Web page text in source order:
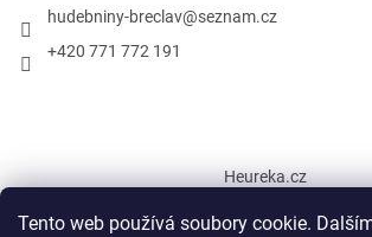
Tento web používá soubory cookie.
hudebniny-breclav@seznam.cz
+420 771 772 191
Heureka.cz